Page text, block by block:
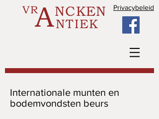
VRANTIEK
Privacybeleid
NCKEN
Internationale munten en
bodemvondsten beurs